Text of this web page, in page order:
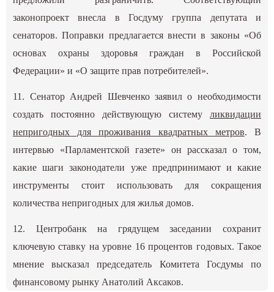
законопроект внесла в Госдуму группа депутата и
сенаторов. Поправки предлагается внести в законы «Об
основах охраны здоровья граждан в Российской
Федерации» и «О защите прав потребителей».
11. Сенатор Андрей Шевченко заявил о необходимости
создать постоянно действующую систему ликвидации
непригодных для проживания квадратных метров. В
интервью «Парламентской газете» он рассказал о том,
какие шаги законодатели уже предпринимают и какие
инструменты стоит использовать для сокращения
количества непригодных для жилья домов.
12. Центробанк на грядущем заседании сохранит
ключевую ставку на уровне 16 процентов годовых. Такое
мнение высказал председатель Комитета Госдумы по
финансовому рынку Анатолий Аксаков.